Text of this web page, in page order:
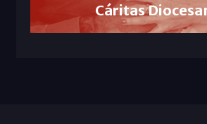
Cáritas